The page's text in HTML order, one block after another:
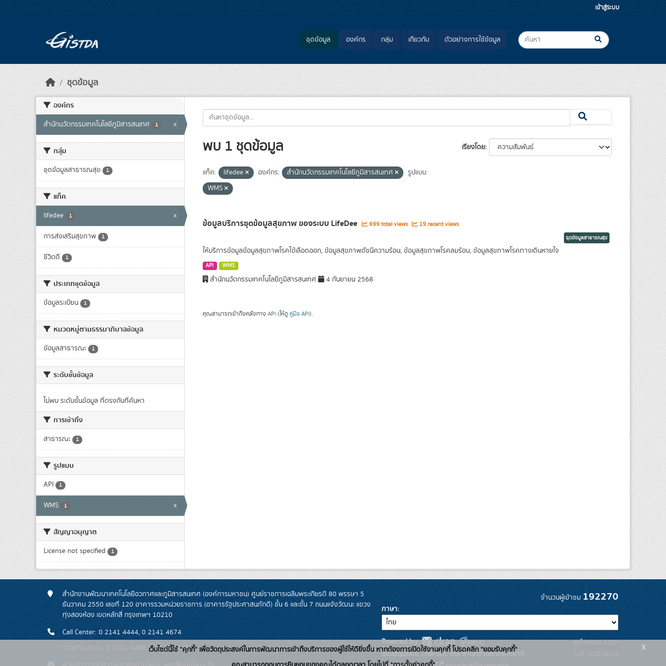
เข้าสู่ระบบ
ชุดข้อมูล องค์กร กลุ่ม เกี่ยวกับ ตัวอย่างการใช้ข้อมูล
ชุดข้อมูล
องค์กร
สำนักนวัตกรรมเทคโนโลยีภูมิสารสนเทศ 1 x
กลุ่ม
ชุดข้อมูลสาธารณสุข 1
แท็ค
lifedee 1 x
การส่งเสริมสุขภาพ 1
ชีวิตดี 1
ประเภทชุดข้อมูล
ข้อมูลระเบียน 1
หมวดหมู่ตามธรรมาภิบาลข้อมูล
ข้อมูลสาธารณะ 1
ระดับชั้นข้อมูล
ไม่พบ ระดับชั้นข้อมูล ที่ตรงกับที่ค้นหา
การเข้าถึง
สาธารณะ 1
รูปแบบ
API 1
WMS 1 x
สัญญาอนุญาต
License not specified 1
เรียงโดย
พบ 1 ชุดข้อมูล
แท็ค: lifedee องค์กร: สำนักนวัตกรรมเทคโนโลยีภูมิสารสนเทศ
รูปแบบ:
WMS
ข้อมูลบริการชุดข้อมูลสุขภาพ ของระบบ LifeDee 699 total views 19 recent views
ชุดข้อมูลสาธารณสุข
ให้บริการข้อมูลข้อมูลสุขภาพโรคไข้เลือดออก, ข้อมูลสุขภาพดัชนีความร้อน, ข้อมูลสุขภาพโรคลมร้อน, ข้อมูลสุขภาพโรคทางเดินหายใจ
API WMS
สำนักนวัตกรรมเทคโนโลยีภูมิสารสนเทศ 4 กันยายน 2568
คุณสามารถเข้าถึงคลังทาง API (ให้ดู คู่มือ API).
สำนักงานพัฒนาเทคโนโลยีอวกาศและภูมิสารสนเทศ (องค์การมหาชน) ศูนย์ราชการเฉลิมพระเกียรติ 80 พรรษา 5
ธันวาคม 2550 เลขที่ 120 อาคารรวมหน่วยราชการ (อาคารรัฐประศาสนภักดี) ชั้น 6 และชั้น 7 ถนนแจ้งวัฒนะ แขวง
ทุ่งสองห้อง เขตหลักสี่ กรุงเทพฯ 10210
Call Center: 0 2141 4444, 0 2141 4674
งานสารบรรณ: 0 2141 4466, 0 2141 4468
จำนวนผู้เข้าชม 192270
ภาษา
Powered by:
สนับสนุนระบบ Thai-GDC โดย สำนักงานสถิติแห่งชาติ
รุ่นโปรแกรม: 3.0.0
วันที่: 2025-06-26
เว็บไซต์นี้ใช้ "คุกกี้" เพื่อวัตถุประสงค์ในการพัฒนาการเข้าถึงบริการของผู้ใช้ให้ดียิ่งขึ้น หากต้องการเปิดใช้งานคุกกี้ โปรดคลิก "ยอมรับคุกกี้"
x